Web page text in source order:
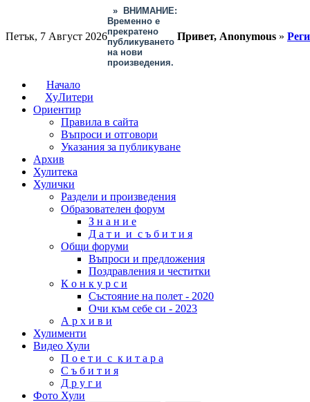
Петък, 7 Август 2026
»
ВНИМАНИЕ:
Временно е
прекратено
публикуването
на нови
произведения.
Привет, Anonymous »
Начало
ХуЛитери
Ориентир
Правила в сайта
Въпроси и отговори
Указания за публикуване
Архив
Хулитека
Хулички
Раздели и произведения
Образователен форум
З н а н и е
Д а т и и с ъ б и т и я
Общи форуми
Въпроси и предложения
Поздравления и честитки
К о н к у р с и
Състояние на полет - 2020
Очи към себе си - 2023
А р х и в и
Хулименти
Видео Хули
П о е т и с к и т а р а
С ъ б и т и я
Д р у г и
Фото Хули